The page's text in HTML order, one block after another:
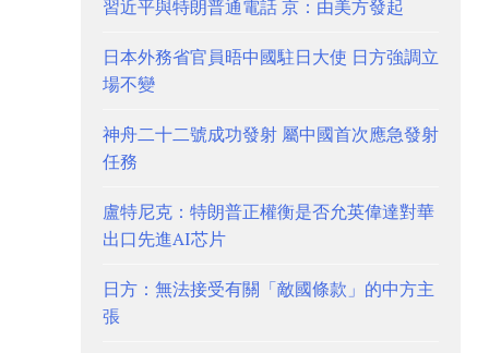
習近平與特朗普通電話 京：由美方發起
日本外務省官員晤中國駐日大使 日方強調立
場不變
神舟二十二號成功發射 屬中國首次應急發射
任務
盧特尼克：特朗普正權衡是否允英偉達對華
出口先進AI芯片
日方：無法接受有關「敵國條款」的中方主
張